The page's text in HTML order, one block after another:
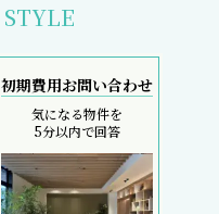
STYLE
初期費用お問い合わせ
気になる物件を
5分以内で回答